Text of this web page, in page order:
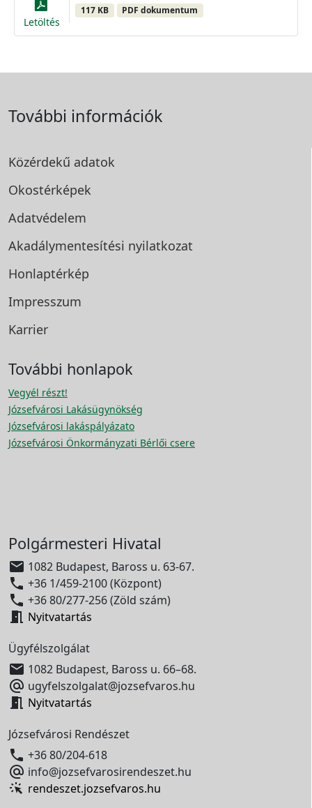
Letöltés
117 KB PDF dokumentum
További információk
Közérdekű adatok
Okostérképek
Adatvédelem
Akadálymentesítési nyilatkozat
Honlaptérkép
Impresszum
Karrier
További honlapok
Vegyél részt!
Józsefvárosi Lakásügynökség
Józsefvárosi lakáspályázato
Józsefvárosi Önkormányzati Bérlői csere
Polgármesteri Hivatal
 1082 Budapest, Baross u. 63-67.
 +36 1/459-2100 (Központ)
 +36 80/277-256 (Zöld szám)
 Nyitvatartás
Ügyfélszolgálat
 1082 Budapest, Baross u. 66–68.
 ugyfelszolgalat@jozsefvaros.hu
 Nyitvatartás
Józsefvárosi Rendészet
 +36 80/204-618
 info@jozsefvarosirendeszet.hu
rendeszet.jozsefvaros.hu